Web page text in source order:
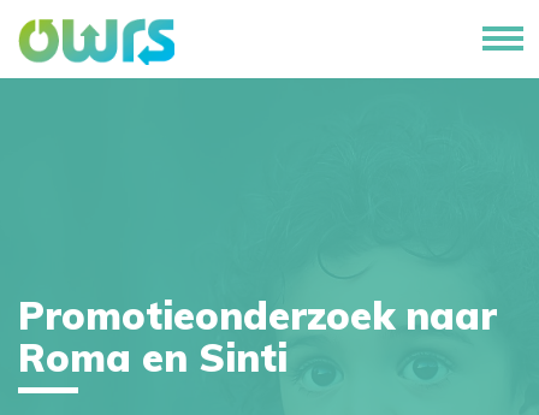
Promotieonderzoek naar
Roma en Sinti